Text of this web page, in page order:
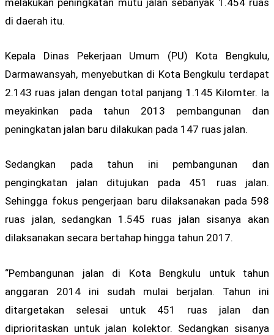
melakukan peningkatan mutu jalan sebanyak 1.454 ruas
di daerah itu.
Kepala Dinas Pekerjaan Umum (PU) Kota Bengkulu,
Darmawansyah, menyebutkan di Kota Bengkulu terdapat
2.143 ruas jalan dengan total panjang 1.145 Kilomter. Ia
meyakinkan pada tahun 2013 pembangunan dan
peningkatan jalan baru dilakukan pada 147 ruas jalan.
Sedangkan pada tahun ini pembangunan dan
pengingkatan jalan ditujukan pada 451 ruas jalan.
Sehingga fokus pengerjaan baru dilaksanakan pada 598
ruas jalan, sedangkan 1.545 ruas jalan sisanya akan
dilaksanakan secara bertahap hingga tahun 2017.
“Pembangunan jalan di Kota Bengkulu untuk tahun
anggaran 2014 ini sudah mulai berjalan. Tahun ini
ditargetakan selesai untuk 451 ruas jalan dan
diprioritaskan untuk jalan kolektor. Sedangkan sisanya